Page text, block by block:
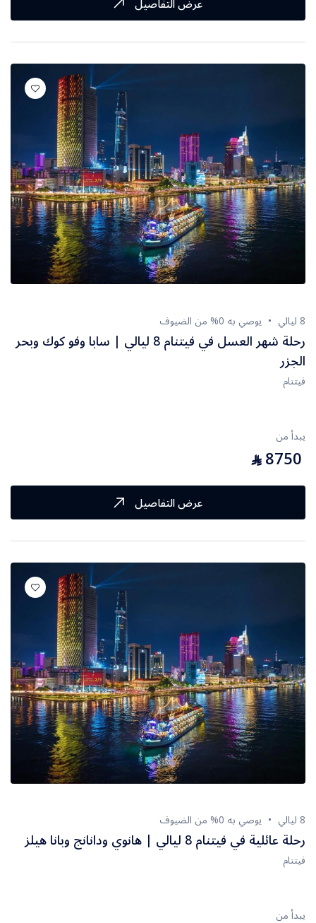
عرض التفاصيل
8 ليالي يوصي به 0% من الضيوف
رحلة شهر العسل في فيتنام 8 ليالي | سابا وفو كوك وبحر
الجزر
فيتنام
يبدأ من
8750
⃁
عرض التفاصيل
8 ليالي يوصي به 0% من الضيوف
رحلة عائلية في فيتنام 8 ليالي | هانوي ودانانج وبانا هيلز
فيتنام
يبدأ من